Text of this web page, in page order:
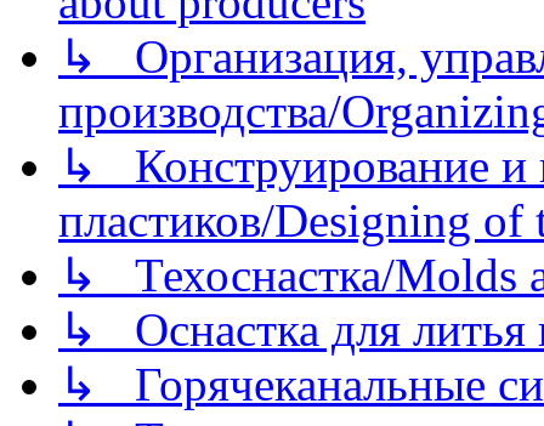
↳ Организация,
производства/
↳ Конструирование и
пластиков/Designing of
↳ Техоснастка/Molds
↳ Оснастка для литья
↳ Горячеканальные